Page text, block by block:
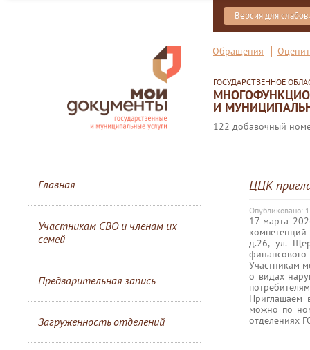
Версия для
Обращения
ГОСУДАРСТВЕННОЕ
И
122 добавочный
Главная
Участникам СВО и членам их
семей
Предварительная запись
Загруженность отделений
ЦЦК
Опубликовано:
17 марта
д.26, ул.
финансового
Участникам
о видах
Приглашаем
можно по
отделениях